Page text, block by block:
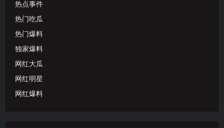
热点事件
热门吃瓜
热门爆料
独家爆料
网红大瓜
网红明星
网红爆料